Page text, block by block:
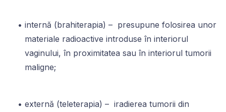
internă (brahiterapia) – presupune folosirea unor
materiale radioactive introduse în interiorul
vaginului, în proximitatea sau în interiorul tumorii
maligne;
externă (teleterapia) – iradierea tumorii din